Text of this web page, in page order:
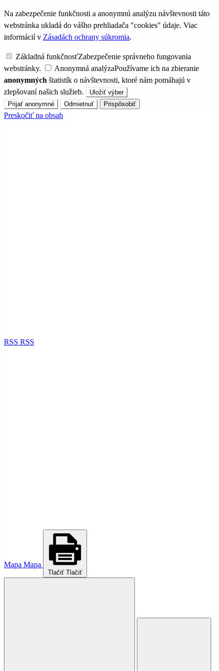
Na zabezpečenie funkčnosti a anonymnú analýzu návštevnosti táto
webstránka ukladá do vášho prehliadača "cookies" údaje. Viac
informácií v Zásadách ochrany súkromia.
Základná funkčnosťZabezpečenie správneho fungovania
webstránky.
Anonymná analýzaPoužívame ich na zbieranie
anonymných štatistík o návštevnosti, ktoré nám pomáhajú v
zlepšovaní našich služieb.
Uložiť výber
Prijať anonymné
Odmietnuť Prispôsobiť
Preskočiť na obsah
RSS RSS
Mapa Mapa
Tlačiť Tlačiť